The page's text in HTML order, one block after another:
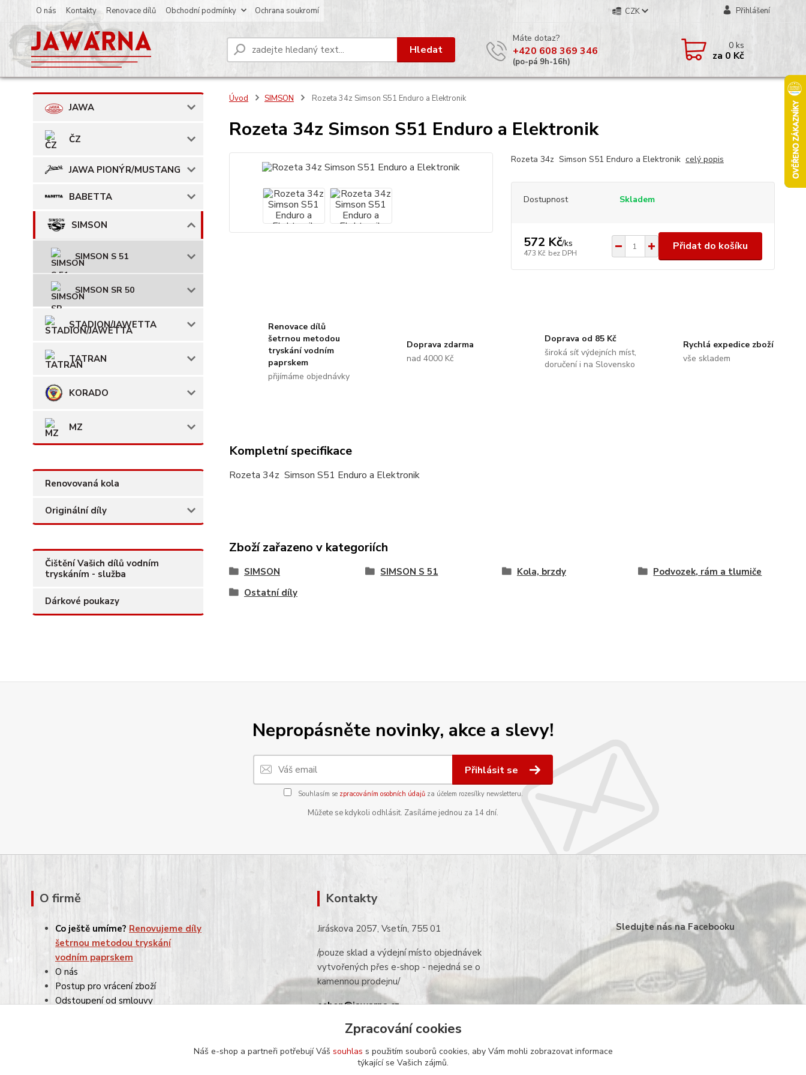
O nás Kontakty Renovace dílů Obchodní podmínky Ochrana soukromí CZK Přihlášení
Hledat
Máte dotaz?
+420 608 369 346
(po-pá 9h-16h)
0ks
za 0 Kč
JAWA
ČZ
JAWA PIONÝR/MUSTANG
BABETTA
SIMSON
SIMSON S 51
SIMSON SR 50
STADION/JAWETTA
TATRAN
KORADO
MZ
Renovovaná kola
Originální díly
Čištění Vašich dílů vodním
tryskáním - služba
Dárkové poukazy
Úvod SIMSON Rozeta 34z Simson S51 Enduro a Elektronik
Rozeta 34z Simson S51 Enduro a Elektronik
Rozeta 34z Simson S51 Enduro a Elektronik celý popis
Dostupnost Skladem
572 Kč/ks
473 Kč bez DPH
Přidat do košíku
Renovace dílů
šetrnou metodou
tryskání vodním
paprskem
přijímáme objednávky
Doprava zdarma
nad 4000 Kč
Doprava od 85 Kč
široká síť výdejních míst,
doručení i na Slovensko
Rychlá expedice zboží
vše skladem
Kompletní specifikace
Rozeta 34z Simson S51 Enduro a Elektronik
Zboží zařazeno v kategoriích
SIMSON SIMSON S 51 Kola, brzdy
Podvozek, rám a tlumiče
Ostatní díly
Nepropásněte novinky, akce a slevy!
Přihlásit se
Souhlasím se zpracováním osobních údajůza účelem rozesílky newsletteru.
Můžete se kdykoli odhlásit. Zasíláme jednou za 14 dní.
O firmě
Co ještě umíme? Renovujeme díly
šetrnou metodou tryskání
vodním paprskem
O nás
Postup pro vrácení zboží
Odstoupení od smlouvy
Kontakty
Jiráskova 2057, Vsetín, 755 01
/pouze sklad a výdejní místo objednávek
vytvořených přes e-shop - nejedná se o
kamennou prodejnu/
eshop@jawarna.cz
tel.: +420 608 369 346
(po-pá 9h-16h)
Sledujte nás na Facebooku
Zpracování cookies
Náš e-shop a partneři potřebují Váš souhlas s použitím souborů cookies, aby Vám mohli zobrazovat informace
týkající se Vašich zájmů.